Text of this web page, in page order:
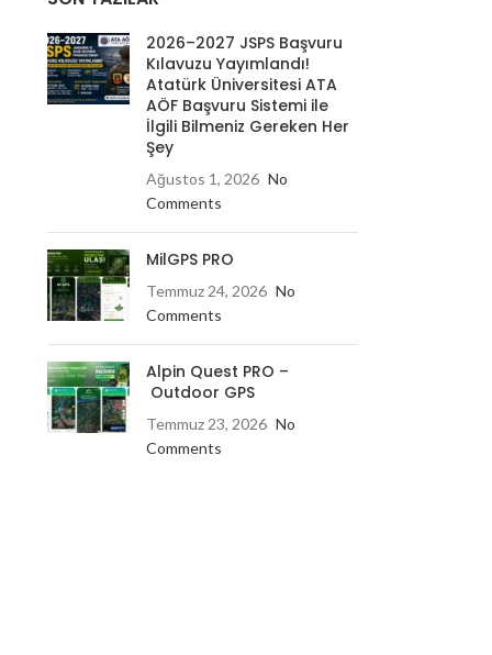
2026–2027 JSPS Başvuru
Kılavuzu Yayımlandı!
Atatürk Üniversitesi ATA
AÖF Başvuru Sistemi ile
İlgili Bilmeniz Gereken Her
Şey
Ağustos 1, 2026 No
Comments
MilGPS PRO
Temmuz 24, 2026 No
Comments
Alpin Quest PRO –
Outdoor GPS
Temmuz 23, 2026 No
Comments